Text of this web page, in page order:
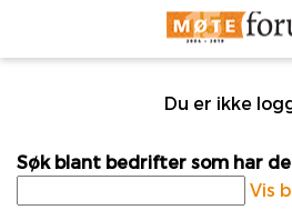
Du er ikke
Søk blant bedrifter som har
Vis